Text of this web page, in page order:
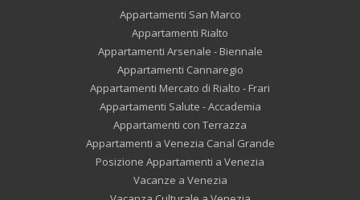
Appartamenti San Marco
Appartamenti Rialto
Appartamenti Arsenale - Biennale
Appartamenti Cannaregio
Appartamenti Mercato di Rialto - Frari
Appartamenti Salute - Accademia
Appartamenti con Terrazza
Appartamenti a Venezia Canal Grande
Posizione Appartamenti a Venezia
Vacanze a Venezia